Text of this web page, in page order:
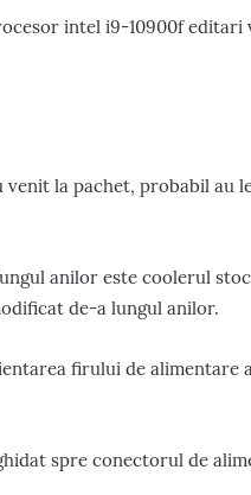
la pachet, probabil
anilor este coolerul
de-a lungul anilor.
firului de
spre conectorul de